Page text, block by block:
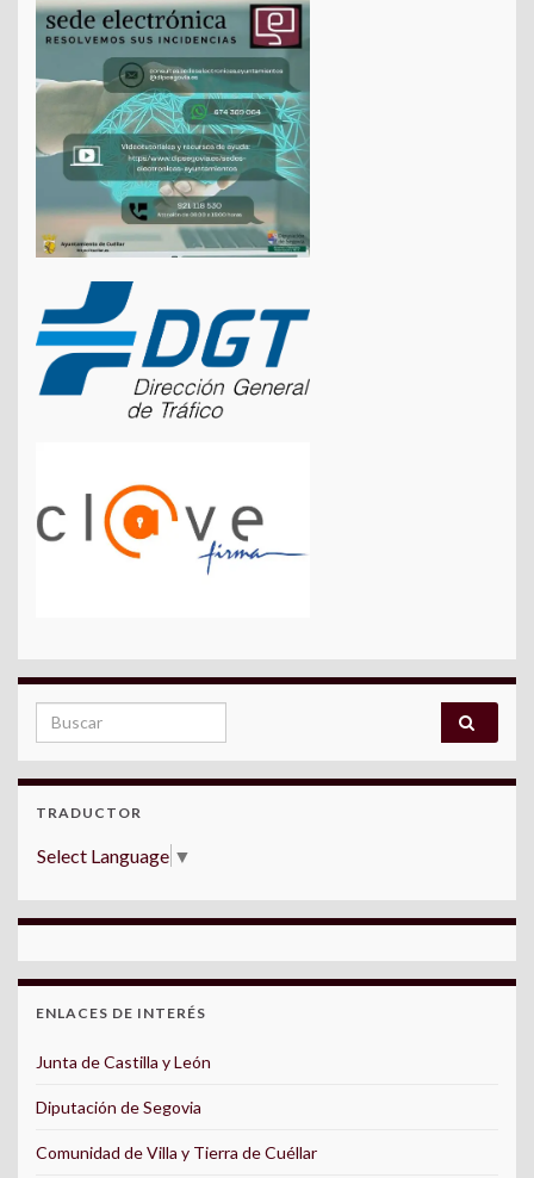
Search for:
TRADUCTOR
Select Language ▼
ENLACES DE INTERÉS
Junta de Castilla y León
Diputación de Segovia
Comunidad de Villa y Tierra de Cuéllar